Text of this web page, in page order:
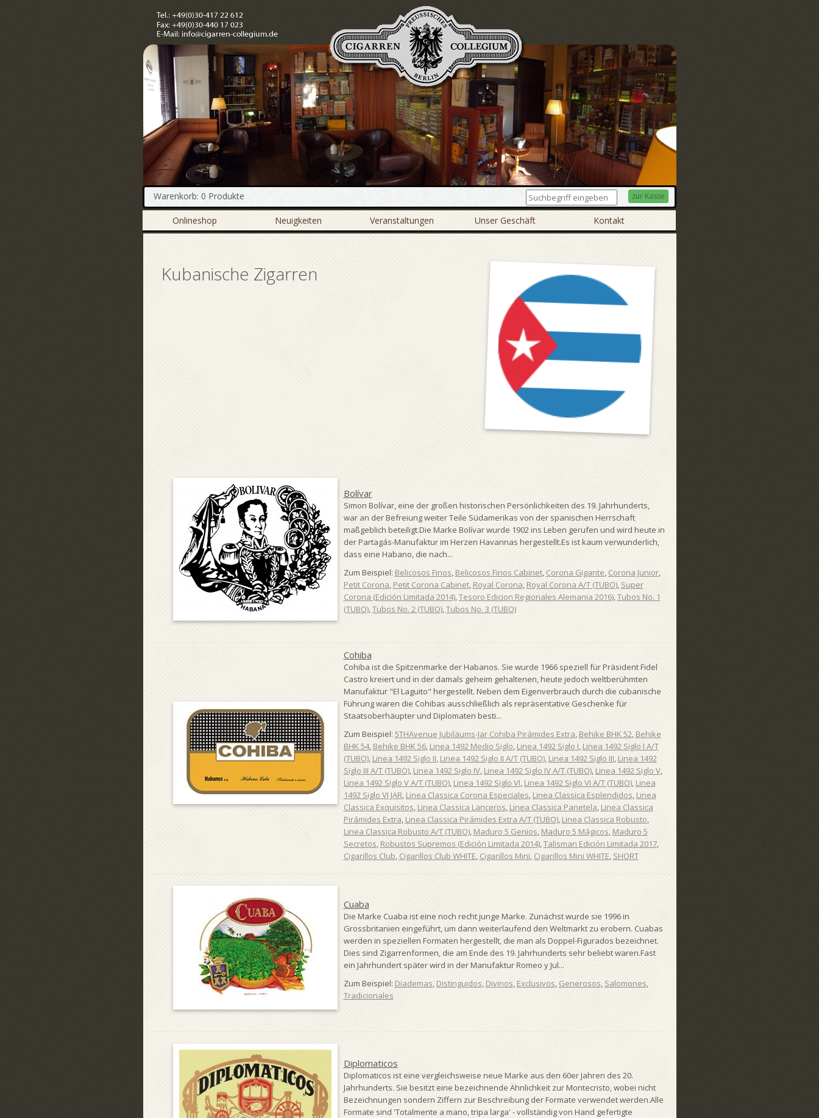
Warenkorb: 0 Produkte zur Kasse
Onlineshop Neuigkeiten Veranstaltungen Unser Geschäft Kontakt
Kubanische Zigarren
Bolívar
Simon Bolívar, eine der großen historischen Persönlichkeiten des 19. Jahrhunderts,
war an der Befreiung weiter Teile Südamerikas von der spanischen Herrschaft
maßgeblich beteiligt.Die Marke Bolívar wurde 1902 ins Leben gerufen und wird heute in
der Partagás-Manufaktur im Herzen Havannas hergestellt.Es ist kaum verwunderlich,
dass eine Habano, die nach...
Zum Beispiel: Belicosos Finos, Belicosos Finos Cabinet, Corona Gigante, Corona Junior,
Petit Corona, Petit Corona Cabinet, Royal Corona, Royal Corona A/T (TUBO), Super
Corona (Edición Limitada 2014),Tesoro Edicion Regionales Alemania 2016),Tubos No. 1
(TUBO),Tubos No. 2 (TUBO),Tubos No. 3 (TUBO)
Cohiba
Cohiba ist die Spitzenmarke der Habanos. Sie wurde 1966 speziell für Präsident Fidel
Castro kreiert und in der damals geheim gehaltenen, heute jedoch weltberühmten
Manufaktur "El Laguito" hergestellt. Neben dem Eigenverbrauch durch die cubanische
Führung waren die Cohibas ausschließlich als repräsentative Geschenke für
Staatsoberhäupter und Diplomaten besti...
Zum Beispiel: 5THAvenue Jubiläums-Jar Cohiba Pirámides Extra, Behike BHK 52, Behike
BHK 54, Behike BHK 56, Linea 1492 Medio Siglo, Linea 1492 Siglo I, Linea 1492 Siglo I A/T
(TUBO), Linea 1492 Siglo II, Linea 1492 Siglo II A/T (TUBO), Linea 1492 Siglo III, Linea 1492
Siglo III A/T (TUBO), Linea 1492 Siglo IV, Linea 1492 Siglo IV A/T (TUBO), Linea 1492 Siglo V,
Linea 1492 Siglo V A/T (TUBO), Linea 1492 Siglo VI, Linea 1492 Siglo VI A/T (TUBO), Linea
1492 Siglo VI JAR, Linea Classica Corona Especiales, Linea Classica Esplendidos, Linea
Classica Exquisitos, Linea Classica Lanceros, Linea Classica Panetela, Linea Classica
Pirámides Extra, Linea Classica Pirámides Extra A/T (TUBO), Linea Classica Robusto,
Linea Classica Robusto A/T (TUBO), Maduro 5 Genios, Maduro 5 Mágicos, Maduro 5
Secretos, Robustos Supremos (Edición Limitada 2014),Talisman Edición Limitada 2017,
Cigarillos Club, Cigarillos Club WHITE, Cigarillos Mini, Cigarillos Mini WHITE, SHORT
Cuaba
Die Marke Cuaba ist eine noch recht junge Marke. Zunächst wurde sie 1996 in
Grossbritanien eingeführt, um dann weiterlaufend den Weltmarkt zu erobern. Cuabas
werden in speziellen Formaten hergestellt, die man als Doppel-Figurados bezeichnet.
Dies sind Zigarrenformen, die am Ende des 19. Jahrhunderts sehr beliebt waren.Fast
ein Jahrhundert später wird in der Manufaktur Romeo y Jul...
Zum Beispiel: Diademas, Distinguidos, Divinos, Exclusivos, Generosos, Salomones,
Tradicionales
Diplomaticos
Diplomaticos ist eine vergleichsweise neue Marke aus den 60er Jahren des 20.
Jahrhunderts. Sie besitzt eine bezeichnende Ähnlichkeit zur Montecristo, wobei nicht
Bezeichnungen sondern Ziffern zur Beschreibung der Formate verwendet werden.Alle
Formate sind 'Totalmente a mano, tripa larga' - vollständig von Hand gefertigte